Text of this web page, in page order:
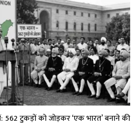
टुकड़ों को जोड़कर ‘एक भारत’ बनाने की